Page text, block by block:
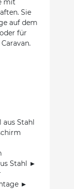
Sie
auf dem
für
Stahl
Stahl ►
►